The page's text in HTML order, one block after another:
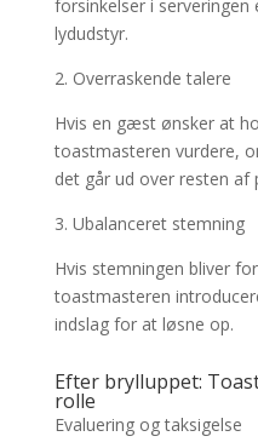
forsinkelser i
lydudstyr.
2. Overraskende talere
Hvis en gæst ønsker at
toastmasteren vurdere,
det går ud over resten af
3. Ubalanceret stemning
Hvis stemningen bliver
toastmasteren
indslag for at løsne op.
Efter brylluppet:
rolle
Evaluering og taksigelse